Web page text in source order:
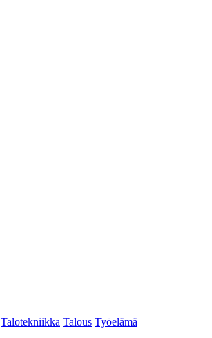
Talotekniikka Talous Työelämä